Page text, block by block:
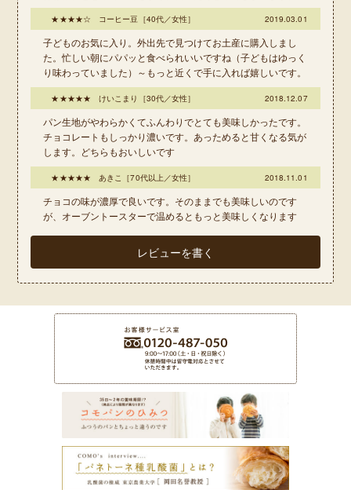
2019.03.01
★★★★☆ コーヒー豆［40代／女性］
子どものお気に入り。外出先で見つけてお土産に購入しまし
た。忙しい朝にパパッと食べられいいですね（子どもはゆっく
り味わっていました）～もっと近くで手に入れば嬉しいです。
2018.12.07
★★★★★ けいこまり［30代／女性］
パン生地がやわらかくてふんわりでとても美味しかったです。
チョコレートもしっかり濃いです。あっためると甘くなる気が
します。どちらもおいしいです
2018.11.01
★★★★★ あきこ［70代以上／女性］
チョコの味が濃厚で良いです。そのままでも美味しいのです
が、オーブントースターで温めるともっと美味しくなります
レビューを書く